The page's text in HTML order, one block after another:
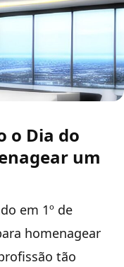
o Dia do
um
em 1º de
homenagear
tão